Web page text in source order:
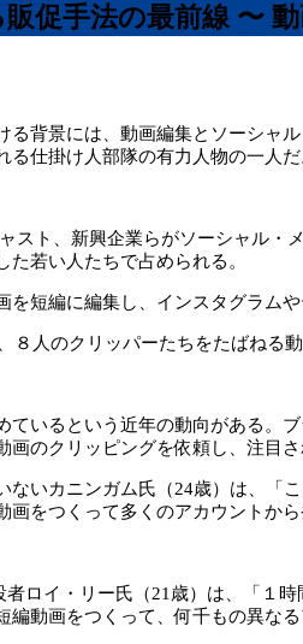
促手法の最前線 〜
背景には、動画編集とソーシャ
仕掛け人部隊の有力人物の一人
スト、新興企業らがソーシャル
若い人たちで占められる。
短編に編集し、インスタグラム
人のクリッパーたちをたばねる
いるという近年の動向がある。
のクリッピングを依頼し、注目
いカニンガム氏（24歳）は、
をつくって多くのアカウントか
ロイ・リー氏（21歳）は、「１
動画をつくって、何千もの異な